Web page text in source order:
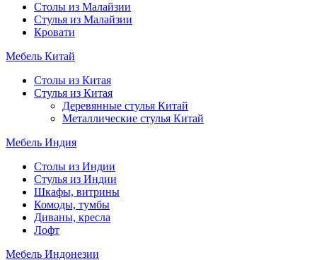
Столы из Малайзии
Стулья из Малайзии
Кровати
Мебель Китай
Столы из Китая
Стулья из Китая
Деревянные стулья Китай
Металлические стулья Китай
Мебель Индия
Столы из Индии
Стулья из Индии
Шкафы, витрины
Комоды, тумбы
Диваны, кресла
Лофт
Мебель Индонезии